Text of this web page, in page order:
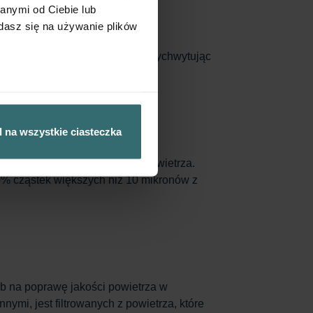
od Ciebie lub
się na używanie plików
na wszystkie ciasteczka
zwiększa powierzchnię, wychwytując
zostać wymienione.
od 0,3 do 1,0 µm z powietrza.
cząstek większych niż 10 mikronów z
na poprawę jakości powietrza w
jest filtrowanych z powietrza, które